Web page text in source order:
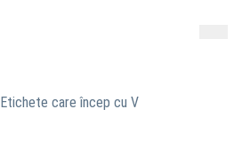
Etichete care încep cu V